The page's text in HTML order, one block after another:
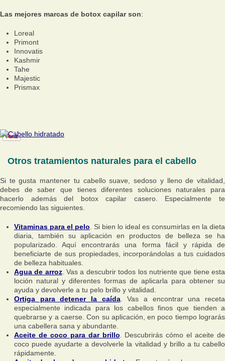
Las mejores marcas de botox capilar son:
Loreal
Primont
Innovatis
Kashmir
Tahe
Majestic
Prismax
Otros tratamientos naturales para el cabello
Si te gusta mantener tu cabello suave, sedoso y lleno de vitalidad,
debes de saber que tienes diferentes soluciones naturales para
hacerlo además del botox capilar casero. Especialmente te
recomiendo las siguientes.
Vitaminas para el pelo . Si bien lo ideal es consumirlas en la dieta
diaria, también su aplicación en productos de belleza se ha
popularizado. Aquí encontrarás una forma fácil y rápida de
beneficiarte de sus propiedades, incorporándolas a tus cuidados
de belleza habituales.
Agua de arroz. Vas a descubrir todos los nutriente que tiene esta
loción natural y diferentes formas de aplicarla para obtener su
ayuda y devolverle a tu pelo brillo y vitalidad.
Ortiga para detener la caída. Vas a encontrar una receta
especialmente indicada para los cabellos finos que tienden a
quebrarse y a caerse. Con su aplicación, en poco tiempo lograrás
una cabellera sana y abundante.
Aceite de coco para dar brillo . Descubrirás cómo el aceite de
coco puede ayudarte a devolverle la vitalidad y brillo a tu cabello
rápidamente.